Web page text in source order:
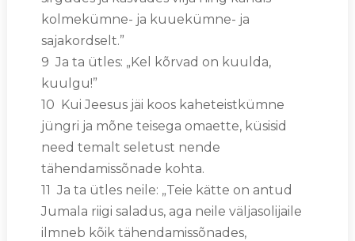
kolmekümne- ja kuuekümne- ja
sajakordselt.”
9 Ja ta ütles: „Kel kõrvad on kuulda,
kuulgu!”
10 Kui Jeesus jäi koos kaheteistkümne
jüngri ja mõne teisega omaette, küsisid
need temalt seletust nende
tähendamissõnade kohta.
11 Ja ta ütles neile: „Teie kätte on antud
Jumala riigi saladus, aga neile väljasolijaile
ilmneb kõik tähendamissõnades,